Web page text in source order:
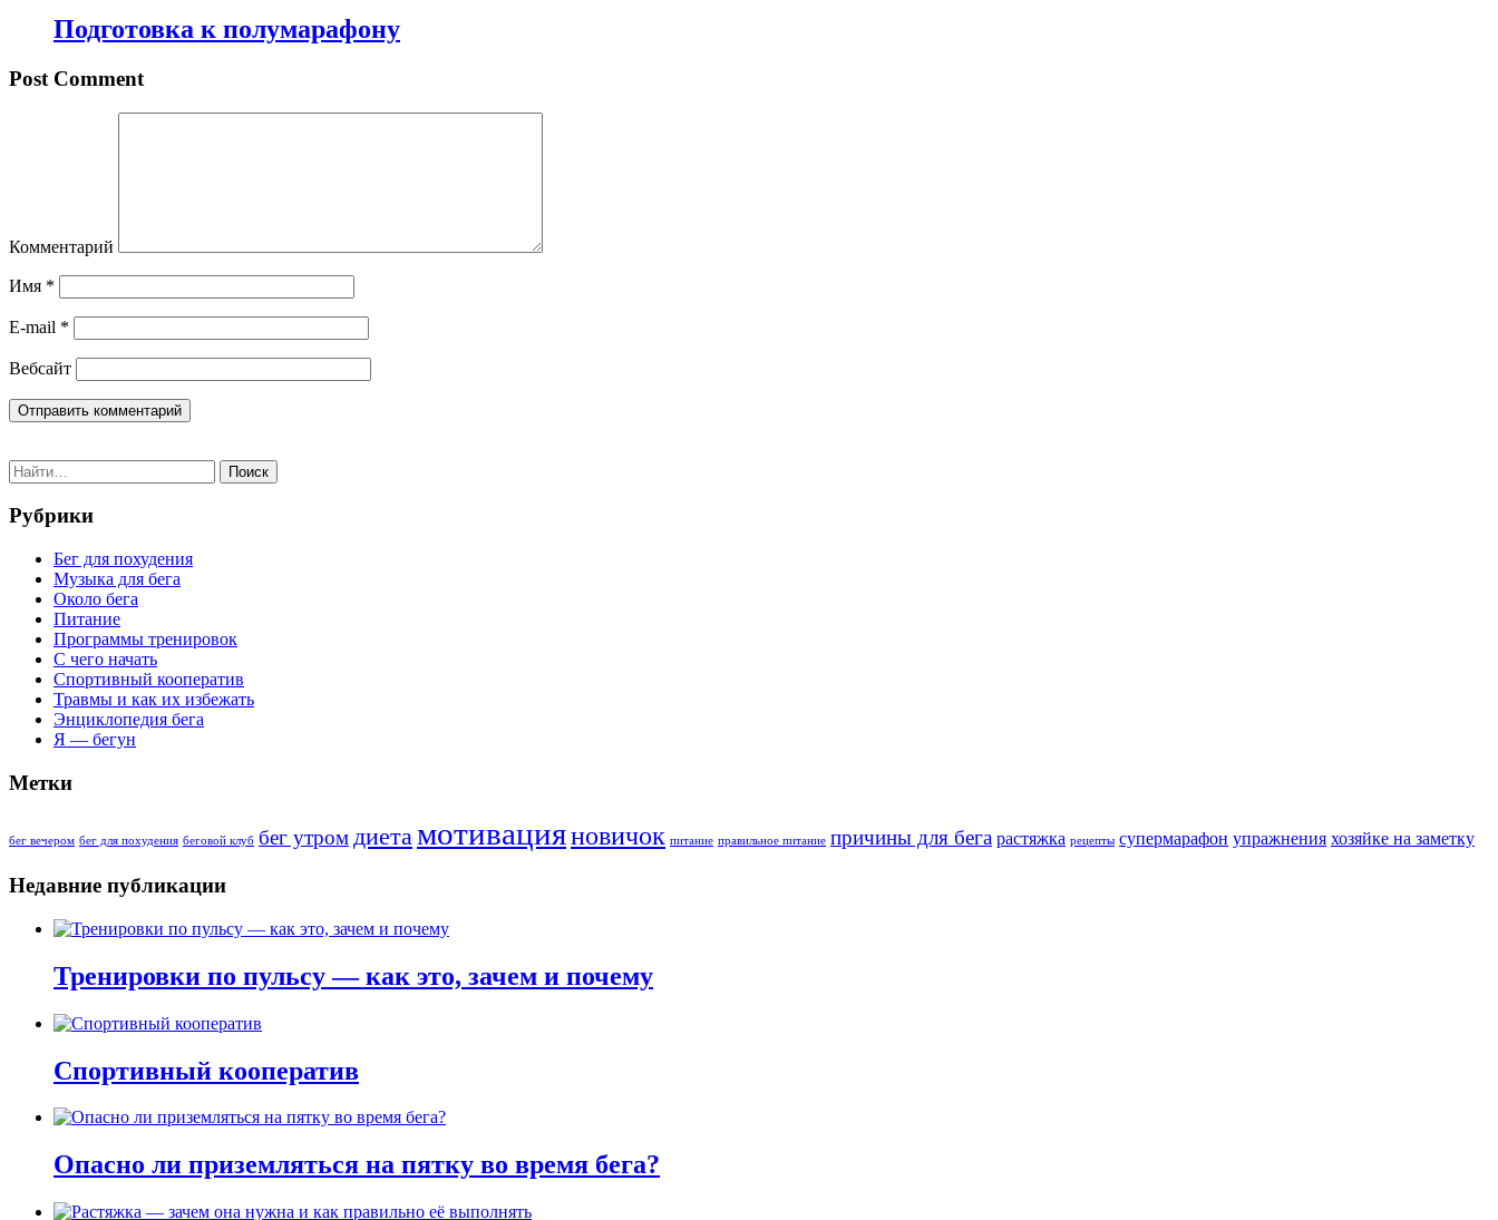
Подготовка к полумарафону
Post Comment
Комментарий
Имя *
E-mail *
Вебсайт
Поиск
Рубрики
Бег для похудения
Музыка для бега
Около бега
Питание
Программы тренировок
С чего начать
Спортивный кооператив
Травмы и как их избежать
Энциклопедия бега
Я — бегун
Метки
бег вечером бег для похудения беговой клуб бег утромдиетамотивацияновичок питание правильное питание причины для бега растяжка рецепты супермарафон упражнения хозяйке на заметку
Недавние публикации
Тренировки по пульсу — как это, зачем и почему
Спортивный кооператив
Опасно ли приземляться на пятку во время бега?